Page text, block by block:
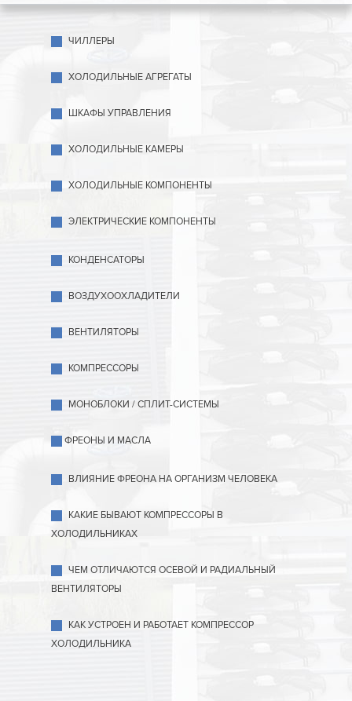
ЧИЛЛЕРЫ
ХОЛОДИЛЬНЫЕ АГРЕГАТЫ
ШКАФЫ УПРАВЛЕНИЯ
ХОЛОДИЛЬНЫЕ КАМЕРЫ
ХОЛОДИЛЬНЫЕ КОМПОНЕНТЫ
ЭЛЕКТРИЧЕСКИЕ КОМПОНЕНТЫ
КОНДЕНСАТОРЫ
ВОЗДУХООХЛАДИТЕЛИ
ВЕНТИЛЯТОРЫ
КОМПРЕССОРЫ
МОНОБЛОКИ / СПЛИТ-СИСТЕМЫ
ФРЕОНЫ И МАСЛА
ВЛИЯНИЕ ФРЕОНА НА ОРГАНИЗМ ЧЕЛОВЕКА
КАКИЕ БЫВАЮТ КОМПРЕССОРЫ В
ХОЛОДИЛЬНИКАХ
ЧЕМ ОТЛИЧАЮТСЯ ОСЕВОЙ И РАДИАЛЬНЫЙ
ВЕНТИЛЯТОРЫ
КАК УСТРОЕН И РАБОТАЕТ КОМПРЕССОР
ХОЛОДИЛЬНИКА